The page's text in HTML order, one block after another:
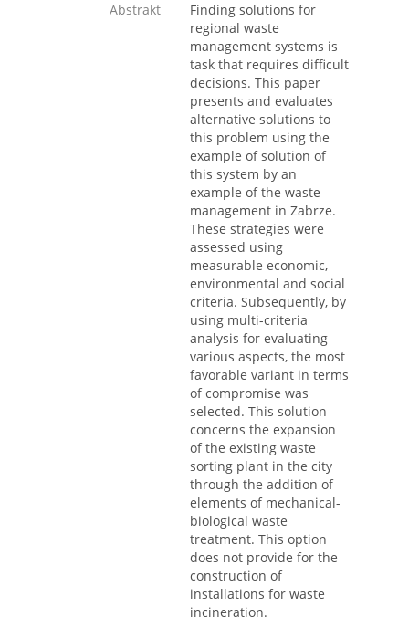
Abstrakt
Finding solutions for
regional waste
management systems is
task that requires difficult
decisions. This paper
presents and evaluates
alternative solutions to
this problem using the
example of solution of
this system by an
example of the waste
management in Zabrze.
These strategies were
assessed using
measurable economic,
environmental and social
criteria. Subsequently, by
using multi-criteria
analysis for evaluating
various aspects, the most
favorable variant in terms
of compromise was
selected. This solution
concerns the expansion
of the existing waste
sorting plant in the city
through the addition of
elements of mechanical-
biological waste
treatment. This option
does not provide for the
construction of
installations for waste
incineration.